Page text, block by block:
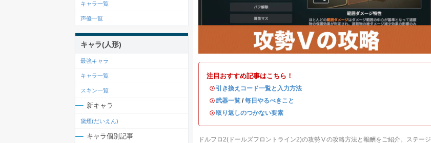
注目おすすめ記事はこちら！
・ 引き換えコード一覧と入力方法
・武器一覧 / 毎日やるべきこと
・取り返しのつかない要素
ドルフロ2(ドールズフロントライン2)の攻勢Ⅴの攻略方法と報酬をご紹介。ステージ
キャラ一覧
声優一覧
キャラ(人形)
最強キャラ
キャラ一覧
スキン一覧
新キャラ
黛煙(だいえん)
キャラ個別記事